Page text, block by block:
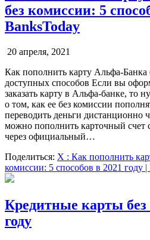
без комиссии: 5
BanksToday
20 апреля, 2021
Как пополнить карту Альфа-Банка
доступных способов Если вы
заказать карту в Альфа-банке, то
о том, как ее без комиссии
переводить деньги дистанционно
можно пополнить карточный счет
через официальный…
Поделиться: X : Как пополнить
комиссии: 5 способов в 2021 году |
Кредитные карты без
году